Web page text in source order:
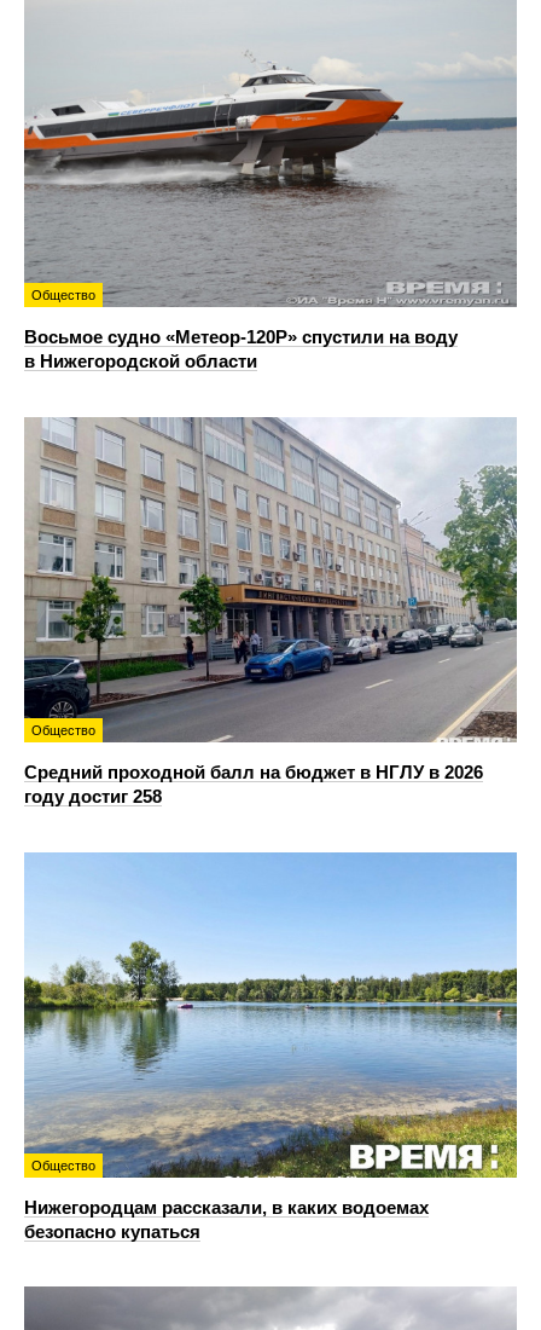
Общество
Восьмое судно «Метеор-120Р» спустили на воду
в Нижегородской области
Общество
Средний проходной балл на бюджет в НГЛУ в 2026
году достиг 258
Общество
Нижегородцам рассказали, в каких водоемах
безопасно купаться